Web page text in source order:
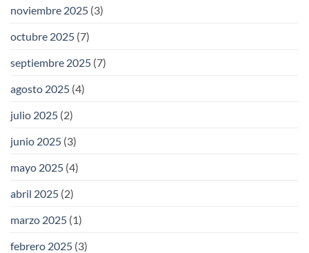
noviembre 2025 (3)
octubre 2025 (7)
septiembre 2025 (7)
agosto 2025 (4)
julio 2025 (2)
junio 2025 (3)
mayo 2025 (4)
abril 2025 (2)
marzo 2025 (1)
febrero 2025 (3)